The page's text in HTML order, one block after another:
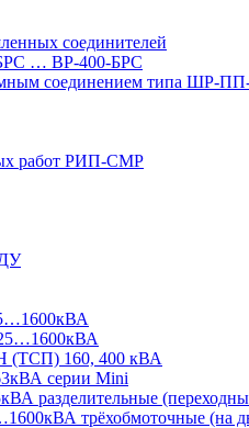
соединителей
БРС … ВР-400-БРС
соединением типа ШР-
работ РИП-СМР
(ТСП) 160, 400 кВА
серии Mini
разделительные
трёхобмоточные (на